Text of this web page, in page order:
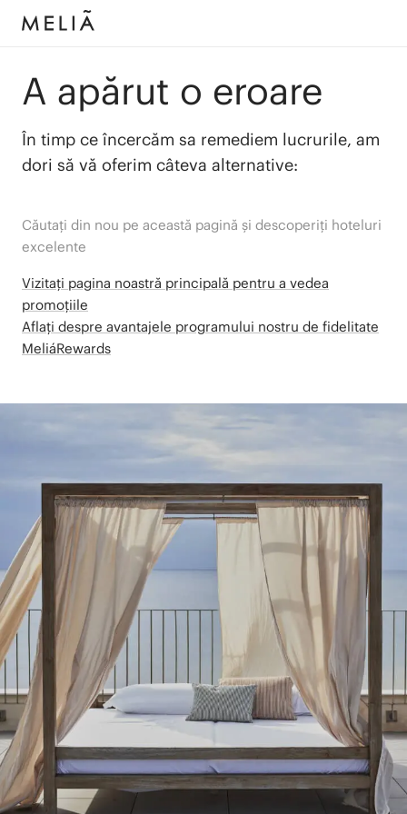
A apărut o eroare
În timp ce încercăm sa remediem lucrurile, am
dori să vă oferim câteva alternative:
Căutați din nou pe această pagină și descoperiți hoteluri
excelente
Vizitați pagina noastră principală pentru a vedea
promoțiile
Aflați despre avantajele programului nostru de fidelitate
MeliáRewards